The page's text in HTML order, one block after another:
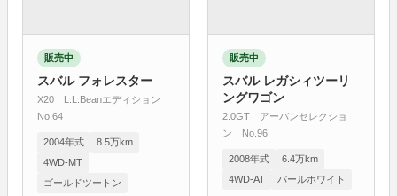
販売中
スバル フォレスター
X20 L.L.Beanエディション
No.64
2004年式
8.5万km
4WD-MT
ゴールドツートン
販売中
スバル レガシィツーリ
ングワゴン
2.0GT アーバンセレクショ
ン No.96
2008年式
6.4万km
4WD-AT
パールホワイト